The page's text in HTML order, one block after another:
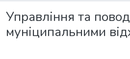
Управління та
муніципальними